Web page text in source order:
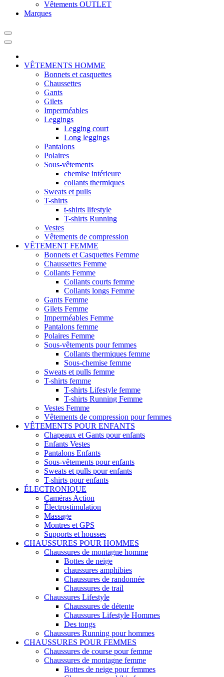
Vêtements OUTLET
Marques
VÊTEMENTS HOMME
Bonnets et casquettes
Chaussettes
Gants
Gilets
Imperméables
Leggings
Legging court
Long leggings
Pantalons
Polaires
Sous-vêtements
chemise intérieure
collants thermiques
Sweats et pulls
T-shirts
t-shirts lifestyle
T-shirts Running
Vestes
Vêtements de compression
VÊTEMENT FEMME
Bonnets et Casquettes Femme
Chaussettes Femme
Collants Femme
Collants courts femme
Collants longs Femme
Gants Femme
Gilets Femme
Imperméables Femme
Pantalons femme
Polaires Femme
Sous-vêtements pour femmes
Collants thermiques femme
Sous-chemise femme
Sweats et pulls femme
T-shirts femme
T-shirts Lifestyle femme
T-shirts Running Femme
Vestes Femme
Vêtements de compression pour femmes
VÊTEMENTS POUR ENFANTS
Chapeaux et Gants pour enfants
Enfants Vestes
Pantalons Enfants
Sous-vêtements pour enfants
Sweats et pulls pour enfants
T-shirts pour enfants
ÉLECTRONIQUE
Caméras Action
Électrostimulation
Massage
Montres et GPS
Supports et housses
CHAUSSURES POUR HOMMES
Chaussures de montagne homme
Bottes de neige
chaussures amphibies
Chaussures de randonnée
Chaussures de trail
Chaussures Lifestyle
Chaussures de détente
Chaussures Lifestyle Hommes
Des tongs
Chaussures Running pour hommes
CHAUSSURES POUR FEMMES
Chaussures de course pour femme
Chaussures de montagne femme
Bottes de neige pour femmes